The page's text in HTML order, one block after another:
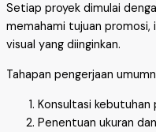
Setiap proyek dimulai
memahami tujuan
visual yang diinginkan.
Tahapan pengerjaan
Konsultasi kebutuhan
Penentuan ukuran